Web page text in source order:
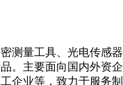
测量工具、光电传感器
。主要面向国内外资
企业等，致力于服务